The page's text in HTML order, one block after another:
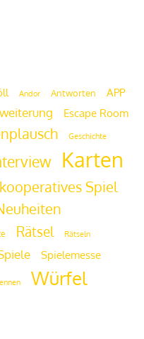
Andor Antworten
APP
Escape Room
Geschichte
Karten
kooperatives Spiel
Rätsel Rätseln
Spielemesse
Würfel